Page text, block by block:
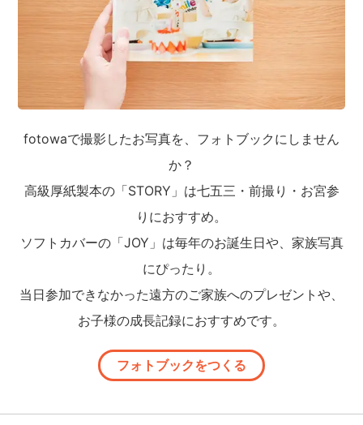
fotowaで撮影したお写真を、フォトブックにしません
か？
高級厚紙製本の「STORY」は七五三・前撮り・お宮参
りにおすすめ。
ソフトカバーの「JOY」は毎年のお誕生日や、家族写真
にぴったり。
当日参加できなかった遠方のご家族へのプレゼントや、
お子様の成長記録におすすめです。
フォトブックをつくる